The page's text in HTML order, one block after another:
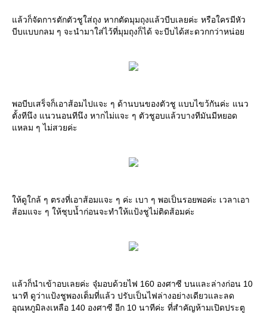
แล้วก็จัดการตักตัวชูใส่ถุง หากตัดมุมถุงแล้วบีบเลยค่ะ หรือใครมีหัว
บีบแบบกลม ๆ จะนำมาใส่ไว้ที่มุมถุงก็ได้ จะบีบได้สะดวกกว่าหน่อย
พอบีบเสร็จก็เอาส้อมไปแจะ ๆ ด้านบนของตัวชู แบบไขว้กันค่ะ แนว
ตั้งทีนึง แนวนอนทีนึง หากไม่แจะ ๆ ตัวชูอบแล้วบางทีมันมีหยอด
แหลม ๆ ไม่สวยค่ะ
ให้ดูใกล้ ๆ ตรงที่เอาส้อมแจะ ๆ ค่ะ เบา ๆ พอเป็นรอยพอค่ะ เวลาเอา
ส้อมแจะ ๆ ให้ชุบน้ำก่อนจะทำให้แป้งชูไม่ติดส้อมค่ะ
แล้วก็นำเข้าอบเลยค่ะ จุ๋มอบด้วยไฟ 160 องศาซี บนและล่างก่อน 10
นาที ดูว่าแป้งชูพองเต็มที่แล้ว ปรับเป็นไฟล่างอย่างเดียวและลด
อุณหภูมิลงเหลือ 140 องศาซี อีก 10 นาทีค่ะ ที่สำคัญห้ามเปิดประตู